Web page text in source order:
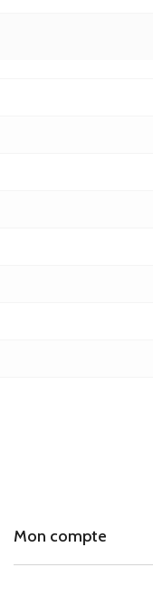
Mon compte